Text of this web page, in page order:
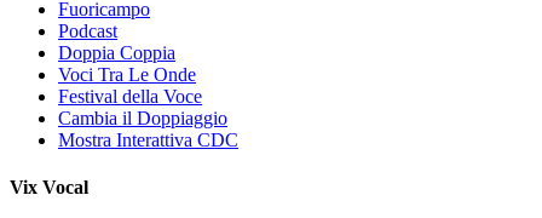
Fuoricampo
Podcast
Doppia Coppia
Voci Tra Le Onde
Festival della Voce
Cambia il Doppiaggio
Mostra Interattiva CDC
Vix Vocal